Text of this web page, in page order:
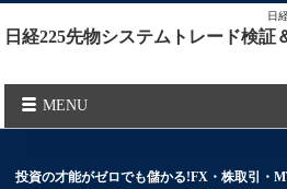
日
日経225先物システムトレード検証
MENU
投資の才能がゼロでも儲かる!FX・株取引・